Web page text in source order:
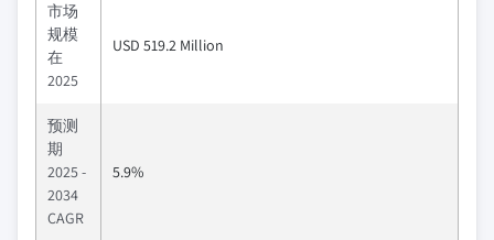
市场
规模
在
2025
USD 519.2 Million
预测
期
2025 -
2034
CAGR
5.9%